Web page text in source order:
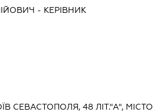
- КЕРІВНИК
СЕВАСТОПОЛЯ, 48 ЛІТ."А", МІСТО